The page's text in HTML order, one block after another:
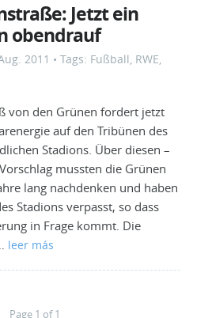
Jetzt ein
obendrauf
2011 • Tags: Fußball, RWE,
von den Grünen fordert jetzt
auf den Tribünen des
Stadions. Über diesen –
mussten die Grünen
lang nachdenken und haben
Stadions verpasst, so dass
in Frage kommt. Die
leer más
Page 1 of 1